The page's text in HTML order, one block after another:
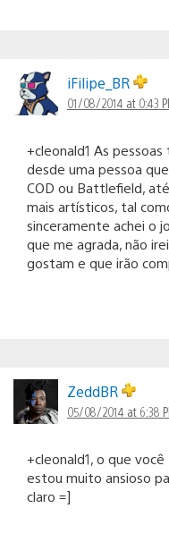
iFilipe_BR
01/08/2014 at 0:43
+cleonald1 As
desde uma pessoa
COD ou Battlefield,
mais artísticos, tal
sinceramente achei o
que me agrada, não
gostam e que irão
ZeddBR
05/08/2014 at 6:38
+cleonald1, o que
estou muito ansioso
claro =]